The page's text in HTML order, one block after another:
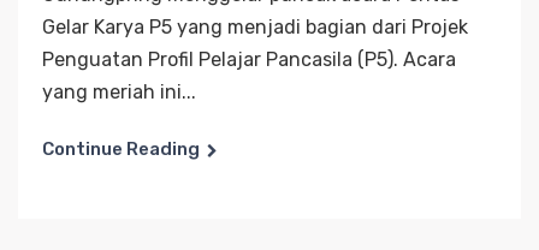
Gelar Karya P5 yang menjadi bagian dari Projek
Penguatan Profil Pelajar Pancasila (P5). Acara
yang meriah ini...
Continue Reading